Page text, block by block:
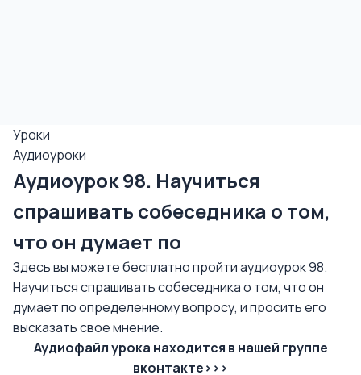
Уроки
Аудиоуроки
Аудиоурок 98. Научиться
спрашивать собеседника о том,
что он думает по
Здесь вы можете бесплатно пройти аудиоурок 98.
Научиться спрашивать собеседника о том, что он
думает по определенному вопросу, и просить его
высказать свое мнение.
Аудиофайл урока находится в нашей группе
вконтакте>>>